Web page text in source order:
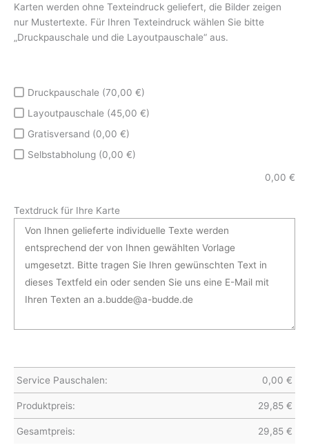
Karten werden ohne Texteindruck geliefert, die Bilder zeigen
nur Mustertexte. Für Ihren Texteindruck wählen Sie bitte
„Druckpauschale und die Layoutpauschale“ aus.
Druckpauschale (70,00 €)
Layoutpauschale (45,00 €)
Gratisversand (0,00 €)
Selbstabholung (0,00 €)
0,00 €
Textdruck für Ihre Karte
Service Pauschalen: 0,00 €
Produktpreis: 29,85 €
Gesamtpreis: 29,85 €